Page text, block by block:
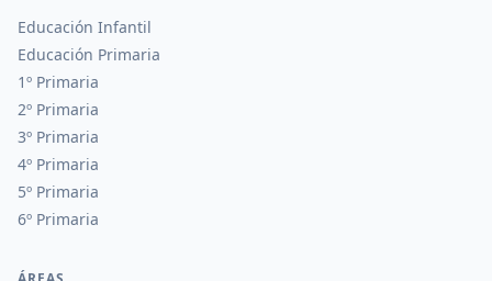
Educación Infantil
Educación Primaria
1º Primaria
2º Primaria
3º Primaria
4º Primaria
5º Primaria
6º Primaria